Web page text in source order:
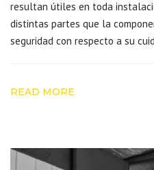
resultan útiles en toda
distintas partes que la
seguridad con respecto a su
READ MORE